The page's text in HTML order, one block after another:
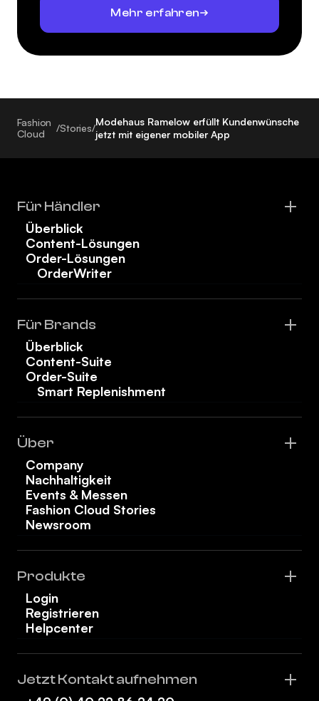
Mehr erfahren
Fashion
Cloud
/Stories/
Modehaus Ramelow erfüllt Kundenwünsche
jetzt mit eigener mobiler App
Für Händler
Überblick
Content-Lösungen
Order-Lösungen
OrderWriter
Für Brands
Überblick
Content-Suite
Order-Suite
Smart Replenishment
Über
Company
Nachhaltigkeit
Events & Messen
Fashion Cloud Stories
Newsroom
Produkte
Login
Registrieren
Helpcenter
Jetzt Kontakt aufnehmen